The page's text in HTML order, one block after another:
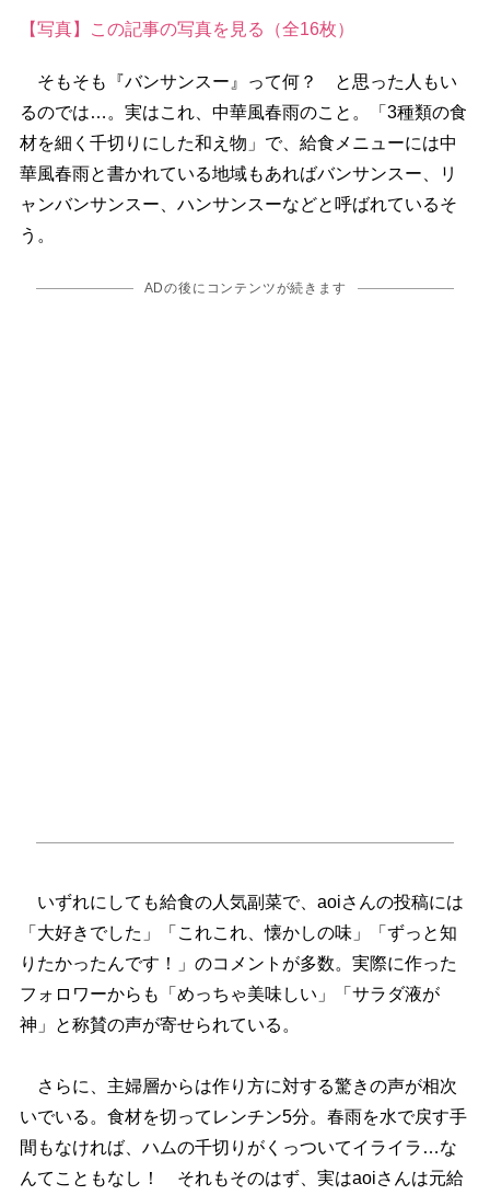
【写真】この記事の写真を見る（全16枚）
そもそも『バンサンスー』って何？ と思った人もい
るのでは…。実はこれ、中華風春雨のこと。「3種類の食
材を細く千切りにした和え物」で、給食メニューには中
華風春雨と書かれている地域もあればバンサンスー、リ
ャンバンサンスー、ハンサンスーなどと呼ばれているそ
う。
ADの後にコンテンツが続きます
いずれにしても給食の人気副菜で、aoiさんの投稿には
「大好きでした」「これこれ、懐かしの味」「ずっと知
りたかったんです！」のコメントが多数。実際に作った
フォロワーからも「めっちゃ美味しい」「サラダ液が
神」と称賛の声が寄せられている。
さらに、主婦層からは作り方に対する驚きの声が相次
いでいる。食材を切ってレンチン5分。春雨を水で戻す手
間もなければ、ハムの千切りがくっついてイライラ…な
んてこともなし！ それもそのはず、実はaoiさんは元給